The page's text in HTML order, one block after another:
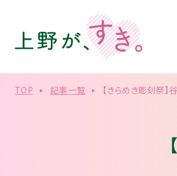
TOP 記事一覧 【きらめき彫刻祭